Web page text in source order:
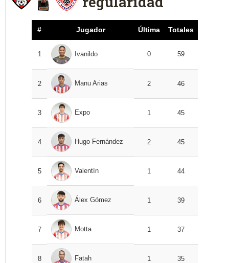
# Jugador Última Totales
1 Ivanildo 0 59
2 Manu Arias 2 46
3 Expo 1 45
4 Hugo Fernández 2 45
5 Valentín 1 44
6 Álex Gómez 1 39
7 Motta 1 37
8 Fatah 1 35